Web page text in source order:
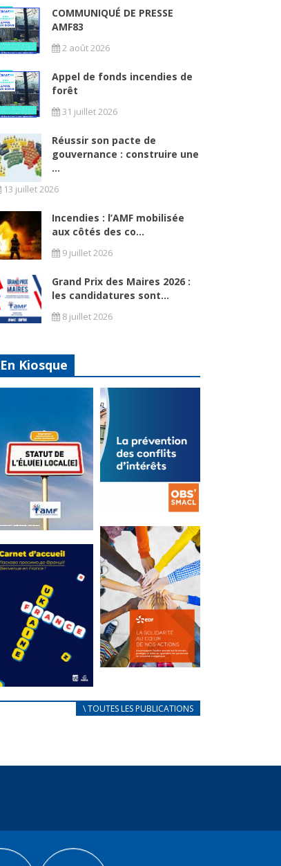
COMMUNIQUÉ DE PRESSE
AMF83
2 août 2026
Appel de fonds incendies de
forêt
31 juillet 2026
Réussir son pacte de
gouvernance : construire une
...
13 juillet 2026
Incendies : l’AMF mobilisée
aux côtés des co...
9 juillet 2026
Grand Prix des Maires 2026 :
les candidatures sont...
8 juillet 2026
En Kiosque
Statut de
l’élu local
Mise à jour avril
2024
FEUILLETER
La
prévention
des conflits
d’intérêts
18 septembre 2023
FEUILLETER
au coeur de
nos actions
\ TOUTES LES PUBLICATIONS